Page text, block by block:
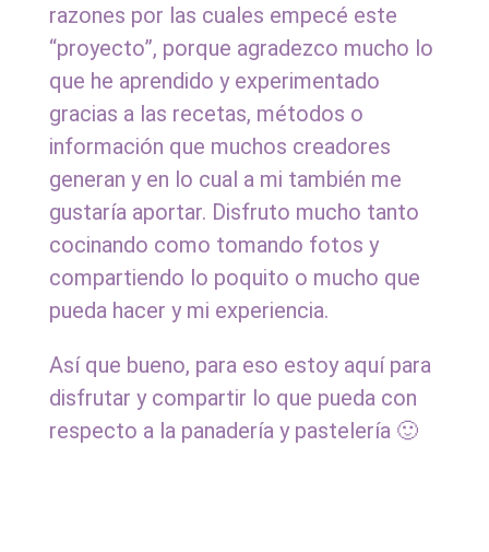
razones por las cuales empecé este
“proyecto”, porque agradezco mucho lo
que he aprendido y experimentado
gracias a las recetas, métodos o
información que muchos creadores
generan y en lo cual a mi también me
gustaría aportar. Disfruto mucho tanto
cocinando como tomando fotos y
compartiendo lo poquito o mucho que
pueda hacer y mi experiencia.
Así que bueno, para eso estoy aquí para
disfrutar y compartir lo que pueda con
respecto a la panadería y pastelería 🙂